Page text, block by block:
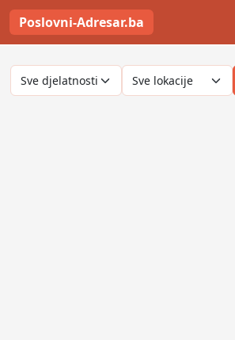
Poslovni-Adresar.ba